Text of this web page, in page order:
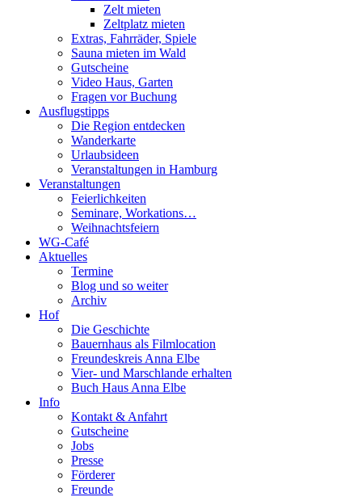
Zelt mieten
Zeltplatz mieten
Extras, Fahrräder, Spiele
Sauna mieten im Wald
Gutscheine
Video Haus, Garten
Fragen vor Buchung
Ausflugstipps
Die Region entdecken
Wanderkarte
Urlaubsideen
Veranstaltungen in Hamburg
Veranstaltungen
Feierlichkeiten
Seminare, Workations…
Weihnachtsfeiern
WG-Café
Aktuelles
Termine
Blog und so weiter
Archiv
Hof
Die Geschichte
Bauernhaus als Filmlocation
Freundeskreis Anna Elbe
Vier- und Marschlande erhalten
Buch Haus Anna Elbe
Info
Kontakt & Anfahrt
Gutscheine
Jobs
Presse
Förderer
Freunde